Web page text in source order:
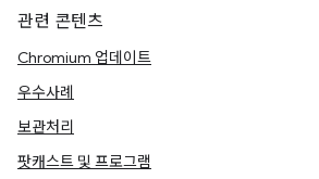
관련 콘텐츠
Chromium 업데이트
우수사례
보관처리
팟캐스트 및 프로그램